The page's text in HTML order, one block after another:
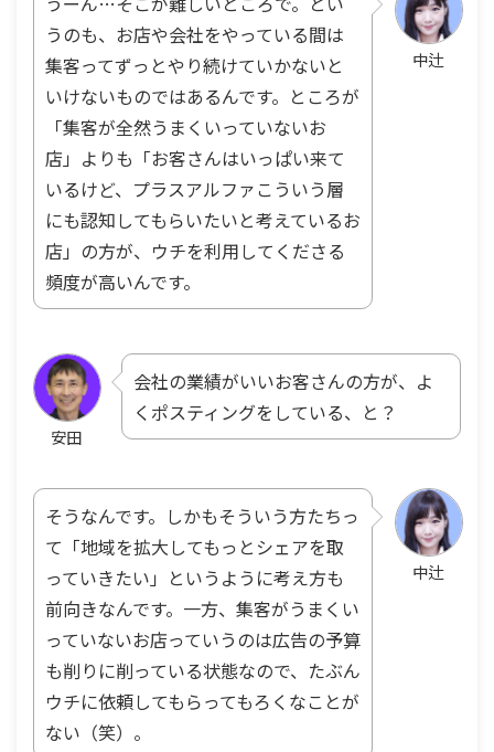
中辻
うのも、お店や会社をやっている間は
集客ってずっとやり続けていかないと
いけないものではあるんです。ところが
「集客が全然うまくいっていないお
店」よりも「お客さんはいっぱい来て
いるけど、プラスアルファこういう層
にも認知してもらいたいと考えているお
店」の方が、ウチを利用してくださる
頻度が高いんです。
安田
会社の業績がいいお客さんの方が、よ
くポスティングをしている、と？
中辻
そうなんです。しかもそういう方たちっ
て「地域を拡大してもっとシェアを取
っていきたい」というように考え方も
前向きなんです。一方、集客がうまくい
っていないお店っていうのは広告の予算
も削りに削っている状態なので、たぶん
ウチに依頼してもらってもろくなことが
ない（笑）。